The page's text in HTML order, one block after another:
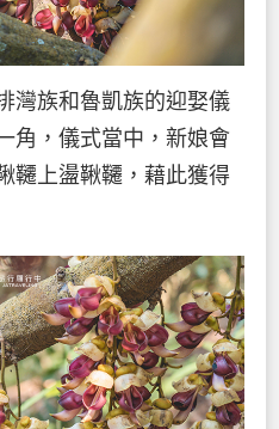
灣族和魯凱族的迎娶儀
角，儀式當中，新娘會
韆上盪鞦韆，藉此獲得